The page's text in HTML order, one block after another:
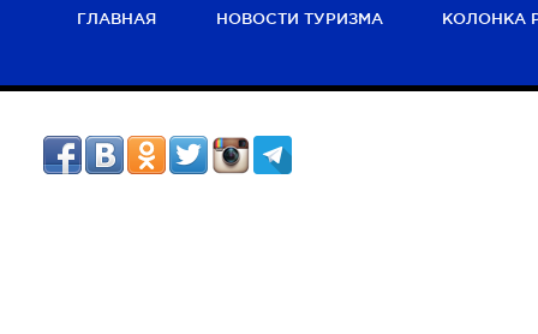
ГЛАВНАЯ НОВОСТИ ТУРИЗМА КОЛОНКА